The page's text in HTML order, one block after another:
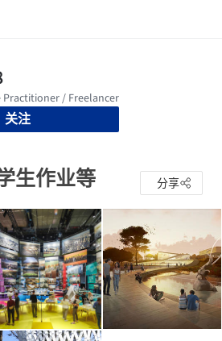
关注
生作业等 分享